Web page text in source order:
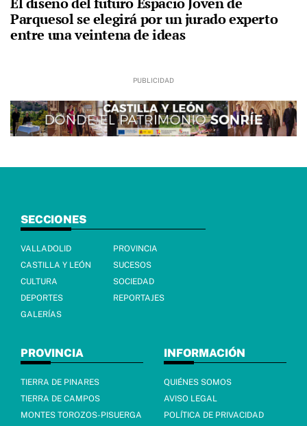
Parquesol se elegirá por un jurado experto
entre una veintena de ideas
SECCIONES
VALLADOLID
PROVINCIA
CASTILLA Y LEÓN
SUCESOS
CULTURA
SOCIEDAD
DEPORTES
REPORTAJES
GALERÍAS
PROVINCIA
TIERRA DE PINARES
TIERRA DE CAMPOS
MONTES TOROZOS-PISUERGA
INFORMACIÓN
QUIÉNES SOMOS
AVISO LEGAL
POLÍTICA DE PRIVACIDAD